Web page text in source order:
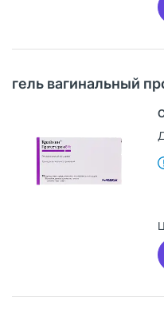
гель вагинальный